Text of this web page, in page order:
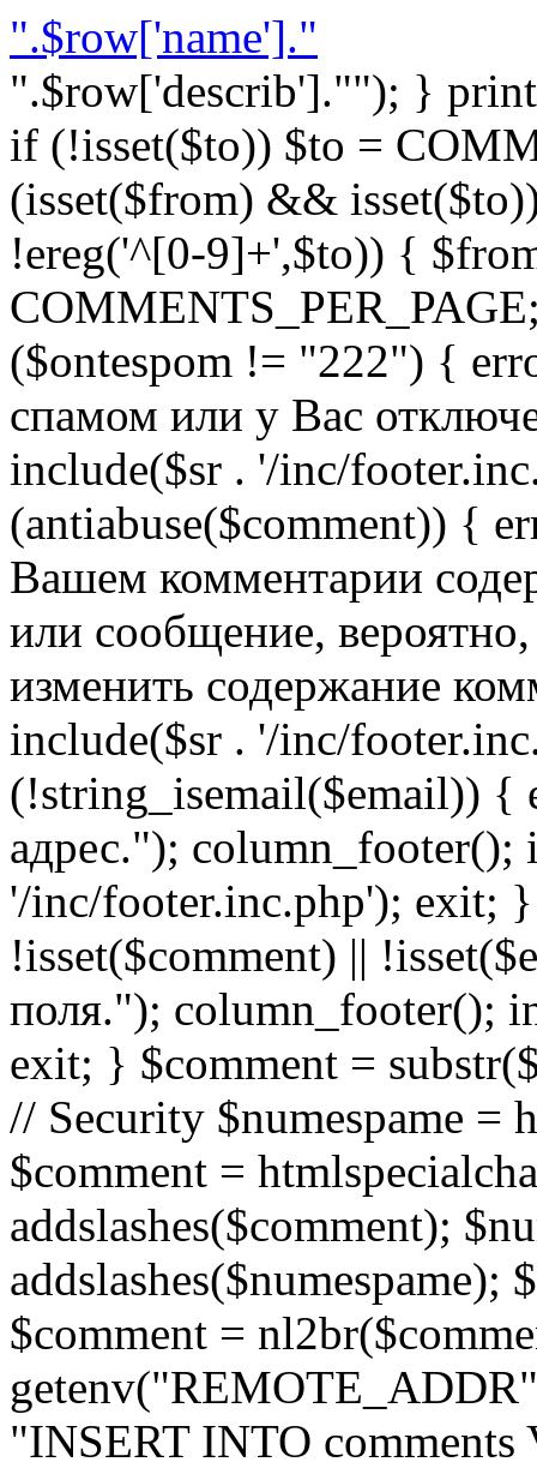
".$row['name']."
".$row['describ'].""); }
if (!isset($to)) $to =
(isset($from) &&
!ereg('^[0-9]+',$to)) {
($ontespom != "222") {
спамом или у Вас
include($sr . '/inc/
(antiabuse($comment)) {
Вашем комментарии
или сообщение,
изменить содержание
include($sr . '/inc/
(!string_isemail($email)) {
адрес."); column_footer();
'/inc/footer.inc.php'); exit;
!isset($comment) ||
поля."); column_footer();
exit; } $comment =
// Security $numespame =
$comment =
addslashes($comment);
addslashes($numespame);
$comment =
"INSERT INTO comments